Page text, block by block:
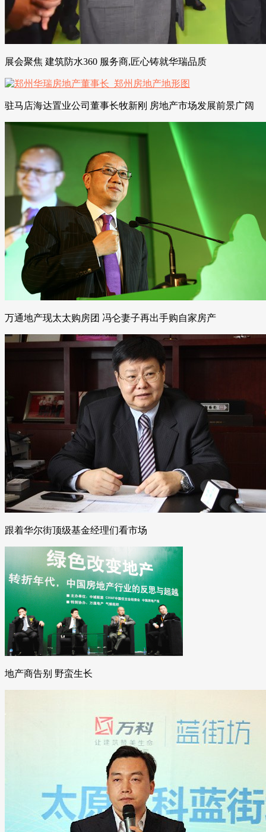
展会聚焦 建筑防水360 服务商,匠心铸就华瑞品质
驻马店海达置业公司董事长牧新刚 房地产市场发展前景广阔
万通地产现太太购房团 冯仑妻子再出手购自家房产
跟着华尔街顶级基金经理们看市场
地产商告别 野蛮生长